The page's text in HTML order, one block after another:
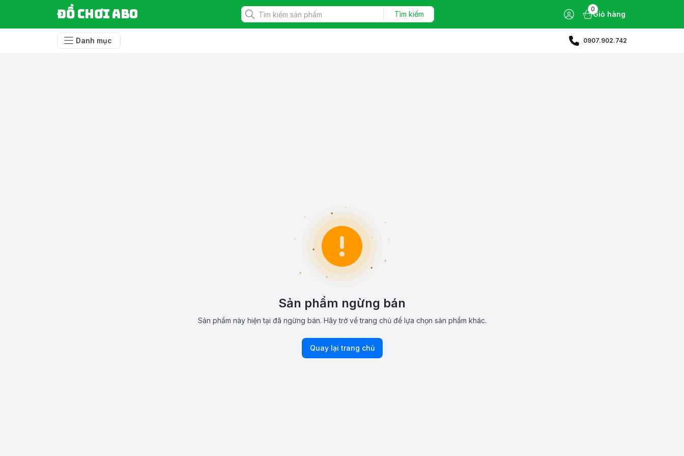
Đồ chơi ABO Tìm kiếm
0
Giỏ hàng
Danh mục 0907.902.742
Sản phẩm ngừng bán
Sản phẩm này hiện tại đã ngừng bán. Hãy trở về trang chủ để lựa chọn sản phẩm khác.
Quay lại trang chủ